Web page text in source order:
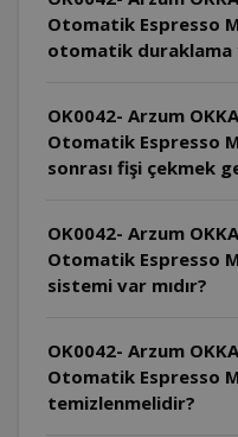
Otomatik Espresso
otomatik duraklama
OK0042- Arzum
Otomatik Espresso
sonrası fişi çekmek
OK0042- Arzum
Otomatik Espresso
sistemi var mıdır?
OK0042- Arzum
Otomatik Espresso Makinesi
temizlenmelidir?